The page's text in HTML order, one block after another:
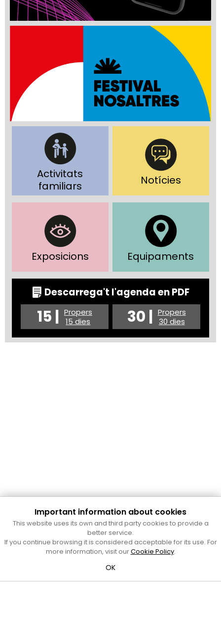
Activitats
familiars
Notícies
Exposicions Equipaments
Descarrega't l'agenda en PDF
15 | Propers
15 dies
30 | Propers
30 dies
Cultura Mataró
Ajuntament de Mataró
C. de Sant Josep, 9 (Mataró, 08302)
Horari d'obertura: dilluns, dimecres i divendres de 10 a 13 h.
al telèfon al 93 758 23 61
Bústia ciutadana
Important information about cookies
This website uses its own and third party cookies to provide a
better service.
If you continue browsing it is considered acceptable for its use. For
more information, visit ourCookie Policy.
OK